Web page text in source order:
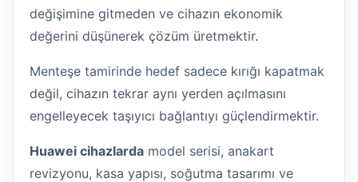
değişimine gitmeden ve cihazın ekonomik
değerini düşünerek çözüm üretmektir.
Menteşe tamirinde hedef sadece kırığı kapatmak
değil, cihazın tekrar aynı yerden açılmasını
engelleyecek taşıyıcı bağlantıyı güçlendirmektir.
Huawei cihazlarda model serisi, anakart
revizyonu, kasa yapısı, soğutma tasarımı ve